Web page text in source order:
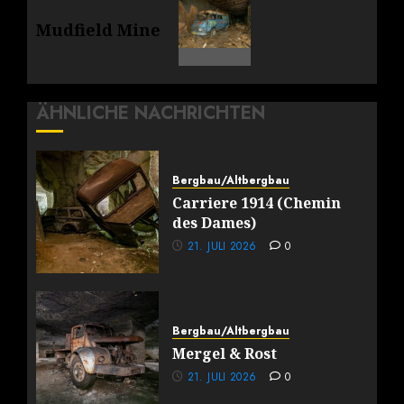
Beitrag:
Mudfield Mine
ÄHNLICHE NACHRICHTEN
Bergbau/Altbergbau
Carriere 1914 (Chemin
des Dames)
21. JULI 2026 0
Bergbau/Altbergbau
Mergel & Rost
21. JULI 2026 0